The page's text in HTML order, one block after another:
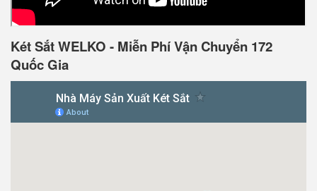
Két Sắt WELKO - Miễn Phí Vận Chuyển 172
Quốc Gia